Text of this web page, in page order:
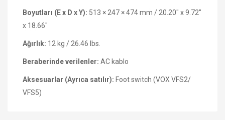
Boyutları (E x D x Y): 513 × 247 × 474 mm / 20.20" x 9.72"
x 18.66"
Ağırlık: 12 kg / 26.46 lbs.
Beraberinde verilenler: AC kablo
Aksesuarlar (Ayrıca satılır): Foot switch (VOX VFS2/
VFS5)